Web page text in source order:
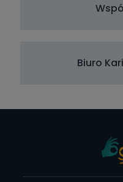
Biuro